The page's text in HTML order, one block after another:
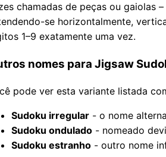
chamadas de peças ou gaiolas
se horizontalmente,
1–9 exatamente uma vez.
nomes para Jigsaw
pode ver esta variante listada
Sudoku irregular - o nome
Sudoku ondulado - nomeado
Sudoku estranho - outro nome